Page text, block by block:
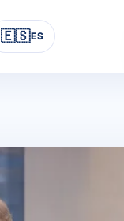
🇪🇸ES